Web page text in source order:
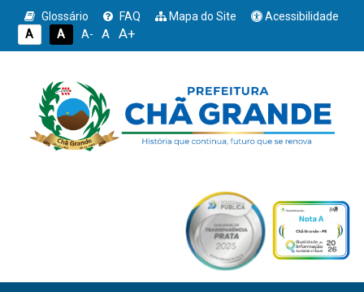
Glossário FAQ Mapa do Site
Acessibilidade
A
A A- A A+